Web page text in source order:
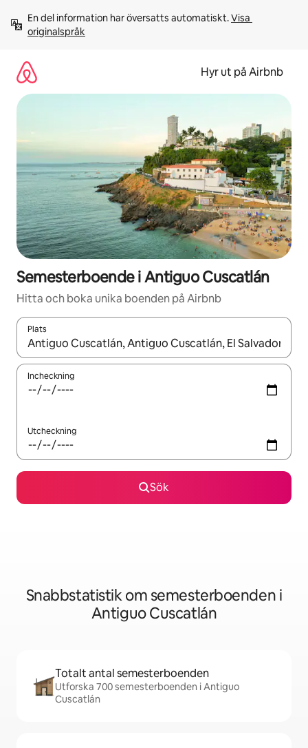
innehåll
En del information har översatts automatiskt. Visa
originalspråk
Hyr ut på Airbnb
Semesterboende i Antiguo Cuscatlán
Hitta och boka unika boenden på Airbnb
Plats
När resultaten är tillgängliga kan du navigera med upp- och
Incheckning
Utcheckning
Sök
Snabbstatistik om semesterboenden i
Antiguo Cuscatlán
Totalt antal semesterboenden
Utforska 700 semesterboenden i Antiguo
Cuscatlán